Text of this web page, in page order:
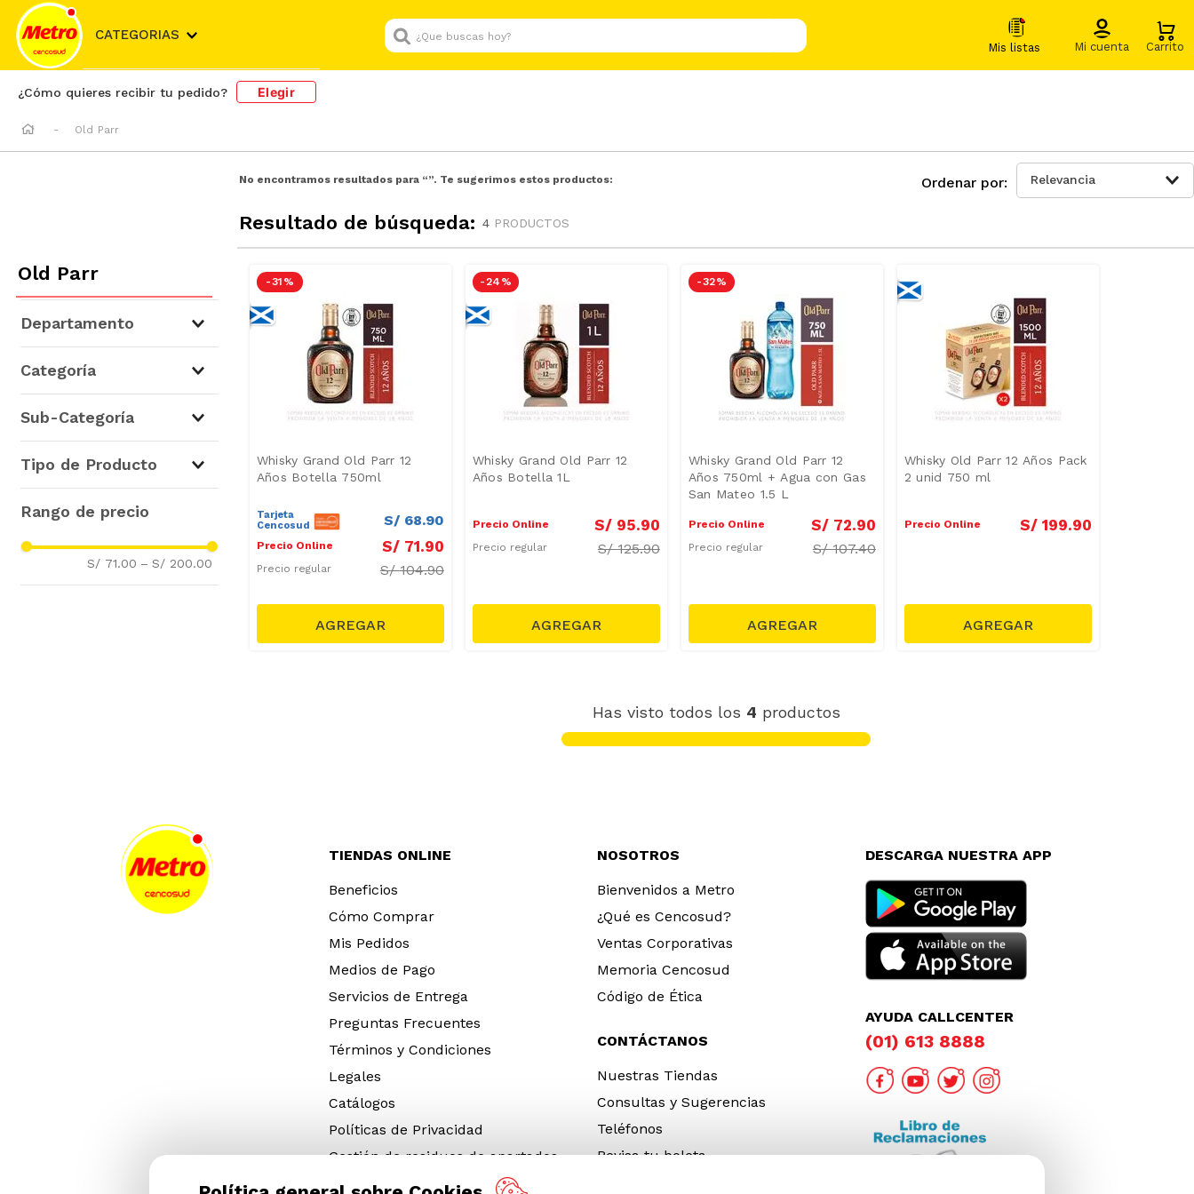
CATEGORIAS
¿Que buscas hoy?
¿Cómo quieres recibir tu pedido? Elegir
Old Parr
No encontramos resultados para “”. Te sugerimos estos productos:
Resultado de búsqueda: 4 PRODUCTOS
Relevancia
Old Parr
Departamento
Categoría
Sub-Categoría
Tipo de Producto
S/ 71.00 – S/ 200.00
-31 %
Whisky Grand Old Parr 12
Años Botella 750ml
Tarjeta
Cencosud
S/ 68.90
Precio Online S/ 71.90
Precio regular S/104.90
-24 %
Whisky Grand Old Parr 12
Años Botella 1L
Precio Online S/ 95.90
Precio regular S/125.90
-32 %
Whisky Grand Old Parr 12
Años 750ml + Agua con Gas
San Mateo 1.5 L
Precio Online S/ 72.90
Precio regular S/107.40
Whisky Old Parr 12 Años Pack
2 unid 750 ml
Precio Online S/ 199.90
Has visto todos los 4 productos
TIENDAS ONLINE
Beneficios
Cómo Comprar
Mis Pedidos
Medios de Pago
Servicios de Entrega
Preguntas Frecuentes
Términos y Condiciones
Legales
Catálogos
Políticas de Privacidad
Gestión de residuos de apartados
NOSOTROS
Bienvenidos a Metro
¿Qué es Cencosud?
Ventas Corporativas
Memoria Cencosud
Código de Ética
CONTÁCTANOS
Nuestras Tiendas
Consultas y Sugerencias
Teléfonos
Revisa tu boleta
DESCARGA NUESTRA APP
AYUDA CALLCENTER
(01) 613 8888